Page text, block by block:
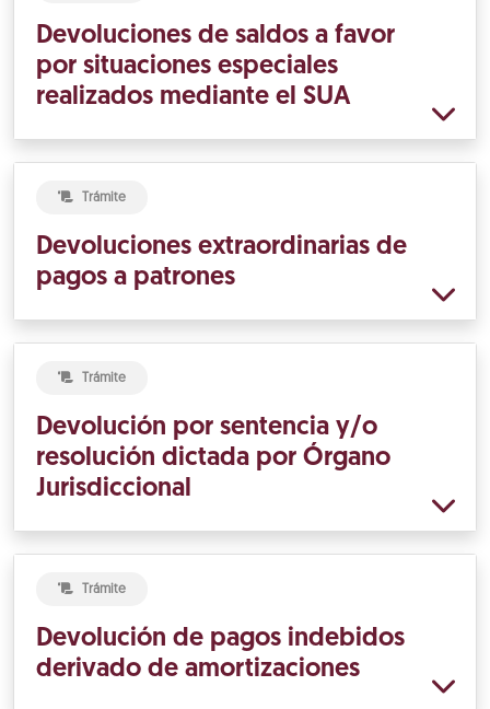
Devoluciones de saldos a favor
por situaciones especiales
realizados mediante el SUA
Trámite
Devoluciones extraordinarias de
pagos a patrones
Trámite
Devolución por sentencia y/o
resolución dictada por Órgano
Jurisdiccional
Trámite
Devolución de pagos indebidos
derivado de amortizaciones